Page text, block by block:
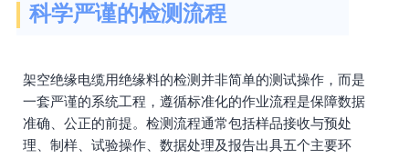
科学严谨的检测流程
架空绝缘电缆用绝缘料的检测并非简单的测试操作，而是
一套严谨的系统工程，遵循标准化的作业流程是保障数据
准确、公正的前提。检测流程通常包括样品接收与预处
理、制样、试验操作、数据处理及报告出具五个主要环